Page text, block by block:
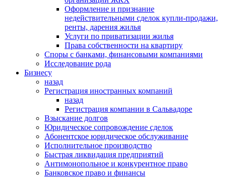
Оформление и признание
недействительными сделок купли-продажи,
ренты, дарения жилья
Услуги по приватизации жилья
Права собственности на квартиру
Cпоры с банками, финансовыми компаниями
Исследование рода
Бизнесу
назад
Регистрация иностранных компаний
назад
Регистрация компании в Сальвадоре
Взыскание долгов
Юридическое сопровождение сделок
Абонентское юридическое обслуживание
Исполнительное производство
Быстрая ликвидация предприятий
Антимонопольное и конкурентное право
Банковское право и финансы